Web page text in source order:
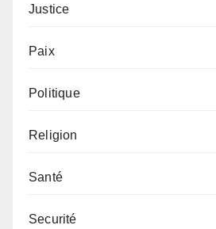
Justice
Paix
Politique
Religion
Santé
Securité